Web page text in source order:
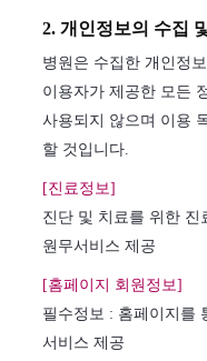
2. 개인정보의 수집
병원은 수집한 개인정
이용자가 제공한 모든
사용되지 않으며 이용
할 것입니다.
[진료정보]
진단 및 치료를 위한 진
원무서비스 제공
[홈페이지 회원정보]
필수정보 : 홈페이지를
서비스 제공